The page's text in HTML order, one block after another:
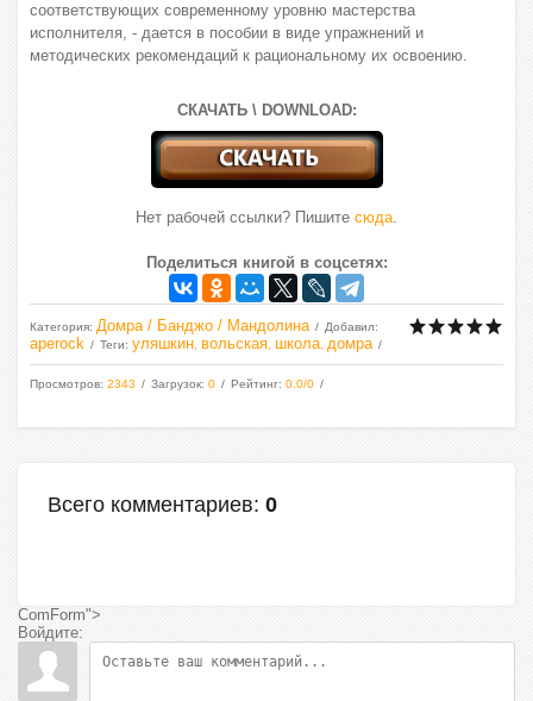
соответствующих современному уровню мастерства
исполнителя, - дается в пособии в виде упражнений и
методических рекомендаций к рациональному их освоению.
СКАЧАТЬ \ DOWNLOAD:
Нет рабочей ссылки? Пишите сюда.
Поделиться книгой в соцсетях:
Категория: Домра / Банджо / Мандолина Добавил:
aperock Теги: уляшкин вольская школа домра
Просмотров: 2343 Загрузок: 0 Рейтинг: 0.0/0
Всего комментариев: 0
ComForm">
Войдите: